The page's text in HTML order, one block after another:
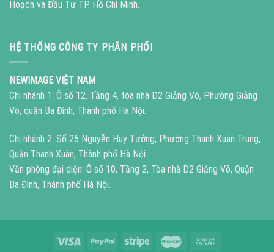
Hoạch và Đầu Tư TP. Hồ Chí Minh.
HỆ THỐNG CÔNG TY PHÂN PHỐI
NEWIMAGE VIỆT NAM
Chi nhánh 1: Ô số 12, Tầng 4, tòa nhà D2 Giảng Võ, Phường Giảng
Võ, quận Ba Đình, Thành phố Hà Nội.
Chi nhánh 2: Số 25 Nguyễn Huy Tưởng, Phường Thanh Xuân Trung,
Quận Thanh Xuân, Thành phố Hà Nội.
Văn phòng đại diện: Ô số 10, Tầng 2, Tòa nhà D2 Giảng Võ, Quận
Ba Đình, Thành phố Hà Nội.